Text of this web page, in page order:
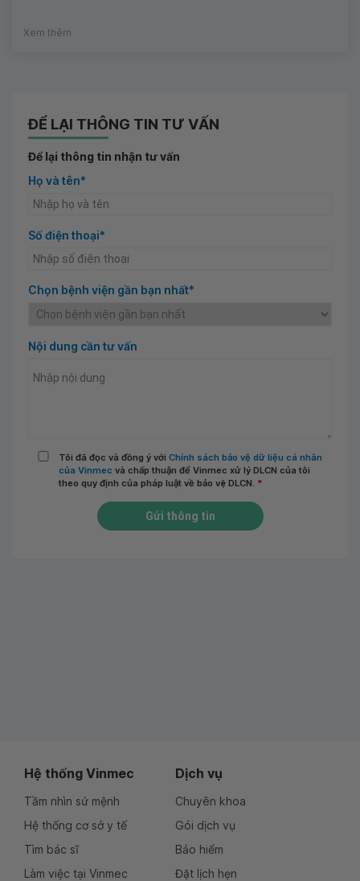
Xem thêm
ĐỂ LẠI THÔNG TIN TƯ VẤN
Để lại thông tin nhận tư vấn
Họ và tên*
Số điện thoại*
Chọn bệnh viện gần bạn nhất*
Nội dung cần tư vấn
Tôi đã đọc và đồng ý với Chính sách bảo vệ dữ liệu cá nhân
của Vinmec và chấp thuận để Vinmec xử lý DLCN của tôi
theo quy định của pháp luật về bảo vệ DLCN. *
Gửi thông tin
Hệ thống Vinmec
Tầm nhìn sứ mệnh
Hệ thống cơ sở y tế
Tìm bác sĩ
Làm việc tại Vinmec
Dịch vụ
Chuyên khoa
Gói dịch vụ
Bảo hiểm
Đặt lịch hẹn